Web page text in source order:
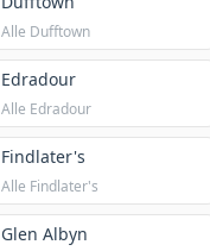
Alle Dufftown
Edradour
Alle Edradour
Findlater's
Alle Findlater's
Glen Albyn